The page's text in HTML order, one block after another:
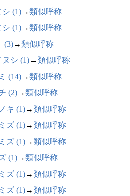
シ (1)→類似呼称
(1)→類似呼称
(3)→類似呼称
ヌシ (1)→類似呼称
(14)→類似呼称
(2)→類似呼称
キ (1)→類似呼称
ズ (1)→類似呼称
ズ (1)→類似呼称
(1)→類似呼称
ズ (1)→類似呼称
ズ (1)→類似呼称